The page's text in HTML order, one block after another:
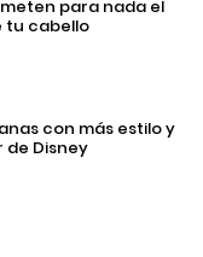
para nada el
tu cabello
con más estilo y
de Disney